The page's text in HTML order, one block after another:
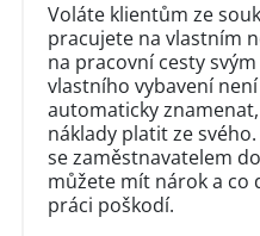
Voláte klientům ze
pracujete na vlastním
na pracovní cesty
vlastního vybavení
automaticky
náklady platit ze
se zaměstnavatelem
můžete mít nárok a co
práci poškodí.